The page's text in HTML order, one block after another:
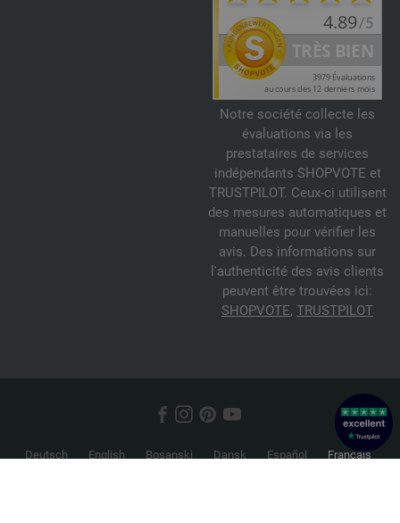
Notre société collecte les
évaluations via les
prestataires de services
indépendants SHOPVOTE et
TRUSTPILOT. Ceux-ci utilisent
des mesures automatiques et
manuelles pour vérifier les
avis. Des informations sur
l'authenticité des avis clients
peuvent être trouvées ici:
SHOPVOTE, TRUSTPILOT
Deutsch English Bosanski Dansk Español
Français